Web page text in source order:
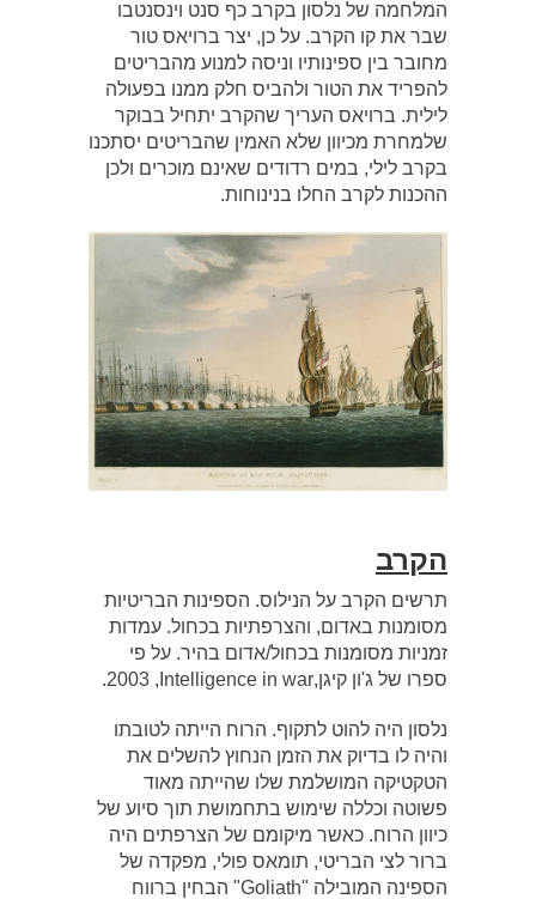
המלחמה של נלסון בקרב כף סנט וינסנטבו
שבר את קו הקרב. על כן, יצר ברויאס טור
מחובר בין ספינותיו וניסה למנוע מהבריטים
להפריד את הטור ולהביס חלק ממנו בפעולה
לילית. ברויאס העריך שהקרב יתחיל בבוקר
שלמחרת מכיוון שלא האמין שהבריטים יסתכנו
בקרב לילי, במים רדודים שאינם מוכרים ולכן
ההכנות לקרב החלו בנינוחות.
הקרב
תרשים הקרב על הנילוס. הספינות הבריטיות
מסומנות באדום, והצרפתיות בכחול. עמדות
זמניות מסומנות בכחול/אדום בהיר. על פי
ספרו של ג'ון קיגן,Intelligence in war‏, 2003.
נלסון היה להוט לתקוף. הרוח הייתה לטובתו
והיה לו בדיוק את הזמן הנחוץ להשלים את
הטקטיקה המושלמת שלו שהייתה מאוד
פשוטה וכללה שימוש בתחמושת תוך סיוע של
כיוון הרוח. כאשר מיקומם של הצרפתים היה
ברור לצי הבריטי, תומאס פולי, מפקדה של
הספינה המובילה "Goliath" הבחין ברווח